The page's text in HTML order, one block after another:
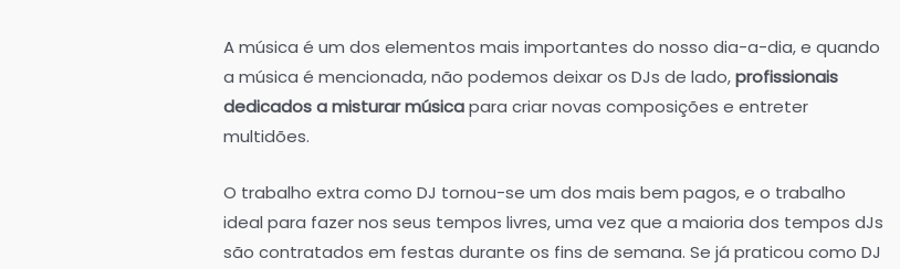
A música é um dos elementos mais importantes do nosso dia-a-dia, e quando
a música é mencionada, não podemos deixar os DJs de lado,profissionais
dedicados a misturar músicapara criar novas composições e entreter
multidões.
O trabalho extra como DJ tornou-se um dos mais bem pagos, e o trabalho
ideal para fazer nos seus tempos livres, uma vez que a maioria dos tempos dJs
são contratados em festas durante os fins de semana. Se já praticou como DJ